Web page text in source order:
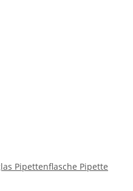
Pipettenflasche Pipette